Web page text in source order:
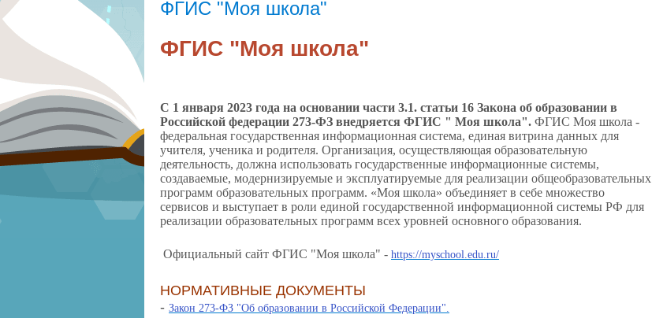
ФГИС "Моя школа"
ФГИС "Моя школа"
С 1 января 2023 года на основании части 3.1. статьи 16 Закона об образовании в
Российской федерации 273-ФЗ внедряется ФГИС " Моя школа". ФГИС Моя школа -
федеральная государственная информационная система, единая витрина данных для
учителя, ученика и родителя. Организация, осуществляющая образовательную
деятельность, должна использовать государственные информационные системы,
создаваемые, модернизируемые и эксплуатируемые для реализации общеобразовательных
программ образовательных программ. «Моя школа» объединяет в себе множество
сервисов и выступает в роли единой государственной информационной системы РФ для
реализации образовательных программ всех уровней основного образования.
Официальный сайт ФГИС "Моя школа" - https://myschool.edu.ru/
НОРМАТИВНЫЕ ДОКУМЕНТЫ
- Закон 273-ФЗ "Об образовании в Российской Федерации".